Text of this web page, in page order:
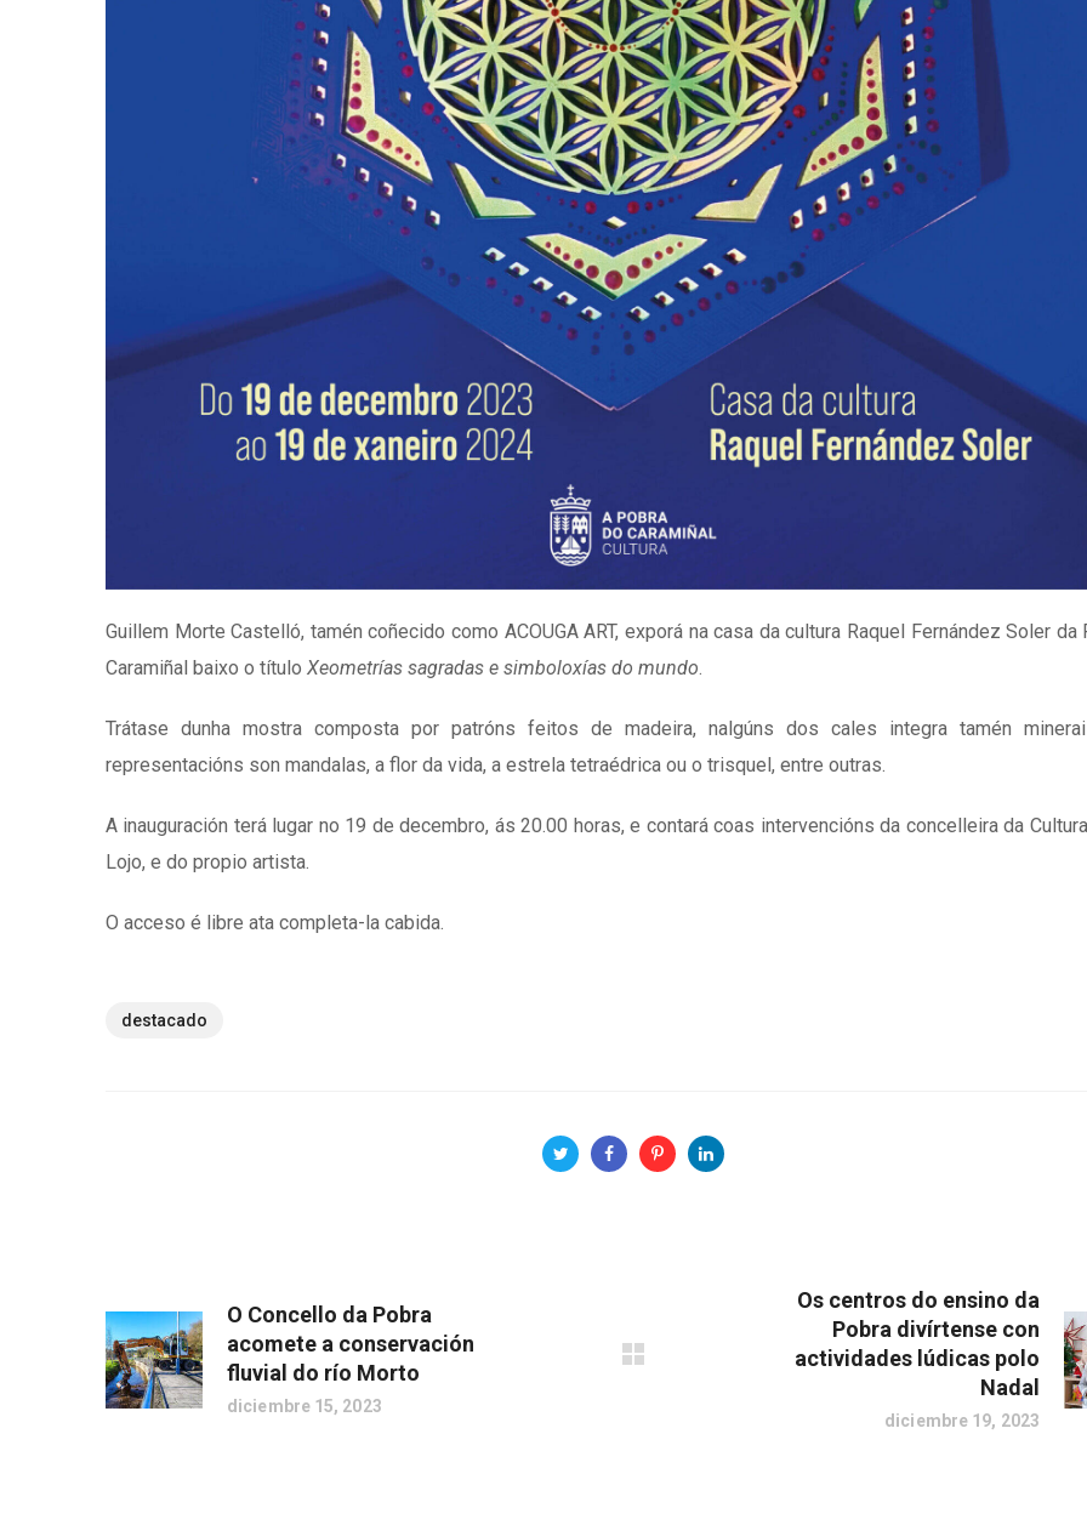
Guillem Morte Castelló, tamén coñecido como ACOUGA ART, exporá na casa da cultura Raquel Fernández Soler da
Caramiñal baixo o título Xeometrías sagradas e simboloxías do mundo.
Trátase dunha mostra composta por patróns feitos de madeira, nalgúns dos cales integra tamén
representacións son mandalas, a flor da vida, a estrela tetraédrica ou o trisquel, entre outras.
A inauguración terá lugar no 19 de decembro, ás 20.00 horas, e contará coas intervencións da concelleira da
Lojo, e do propio artista.
O acceso é libre ata completa-la cabida.
destacado
O Concello da Pobra
acomete a conservación
fluvial do río Morto
diciembre 15, 2023
Os centros do ensino da
Pobra divírtense con
actividades lúdicas polo
Nadal
diciembre 19, 2023